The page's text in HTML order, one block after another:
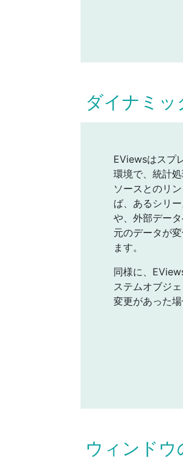
ダイナミ
EViewsはスプ
環境で、統計
ソースとのリ
ば、あるシリ
や、外部デー
元のデータが
ます。
同様に、
ステムオブジ
変更があった
ウィンドウ